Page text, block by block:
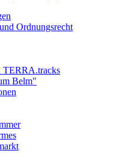
Ordnungsrecht
TERRA.tracks
Belm"